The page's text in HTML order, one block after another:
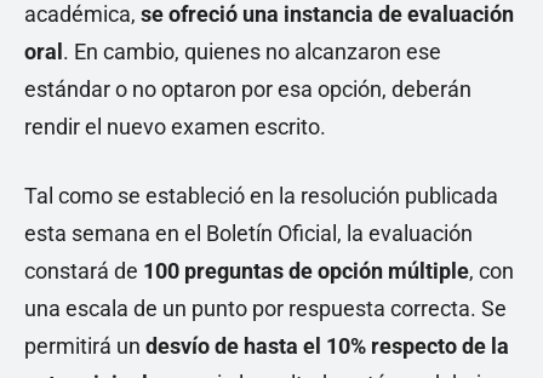
académica, se ofreció una instancia de evaluación
oral . En cambio, quienes no alcanzaron ese
estándar o no optaron por esa opción, deberán
rendir el nuevo examen escrito.
Tal como se estableció en la resolución publicada
esta semana en el Boletín Oficial, la evaluación
constará de 100 preguntas de opción múltiple, con
una escala de un punto por respuesta correcta. Se
permitirá un desvío de hasta el 10% respecto de la